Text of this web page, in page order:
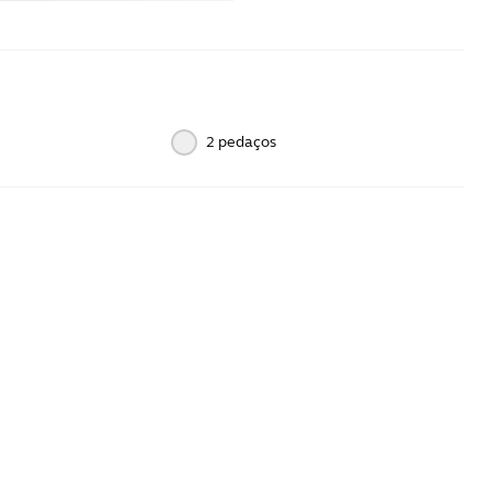
2 pedaços